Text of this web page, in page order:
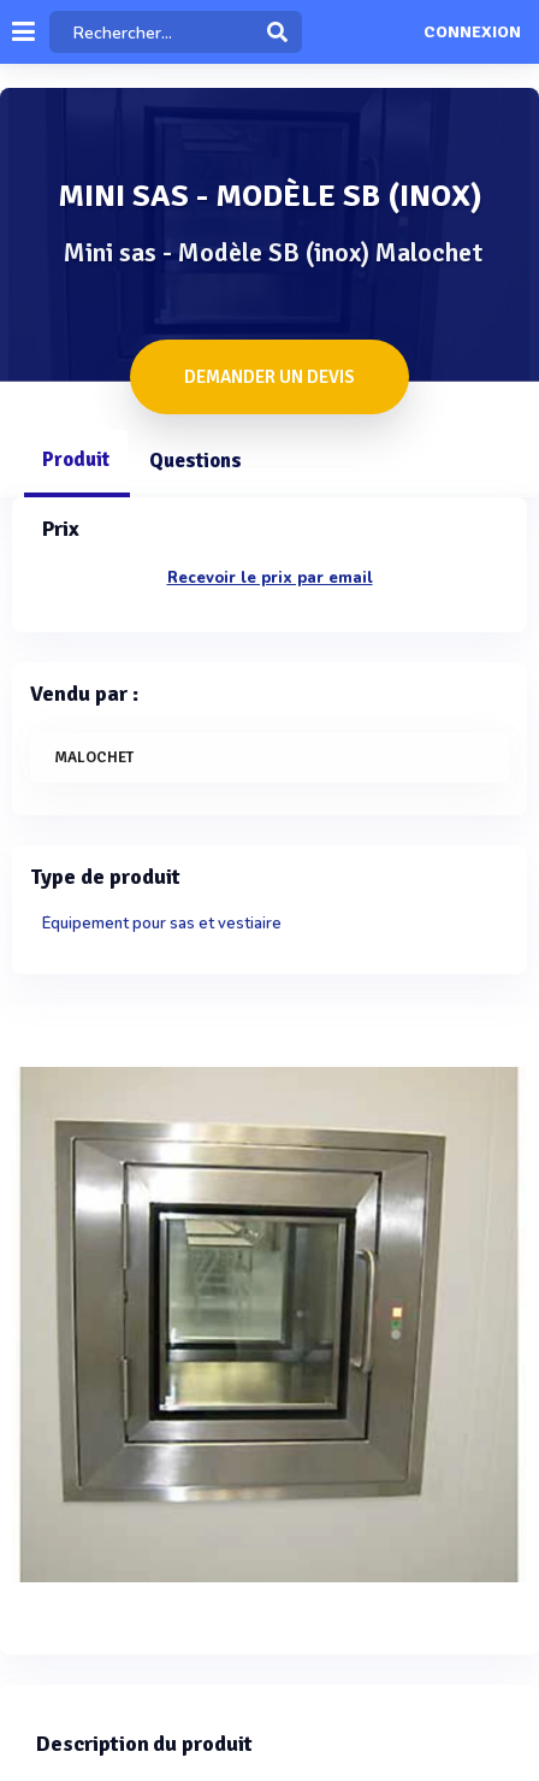
CONNEXION
MINI SAS - MODÈLE SB (INOX)
Mini sas - Modèle SB (inox) Malochet
DEMANDER UN DEVIS
Produit Questions
Description du produit
Prix
Recevoir le prix par email
Vendu par :
MALOCHET
Type de produit
Équipement pour sas et vestiaire